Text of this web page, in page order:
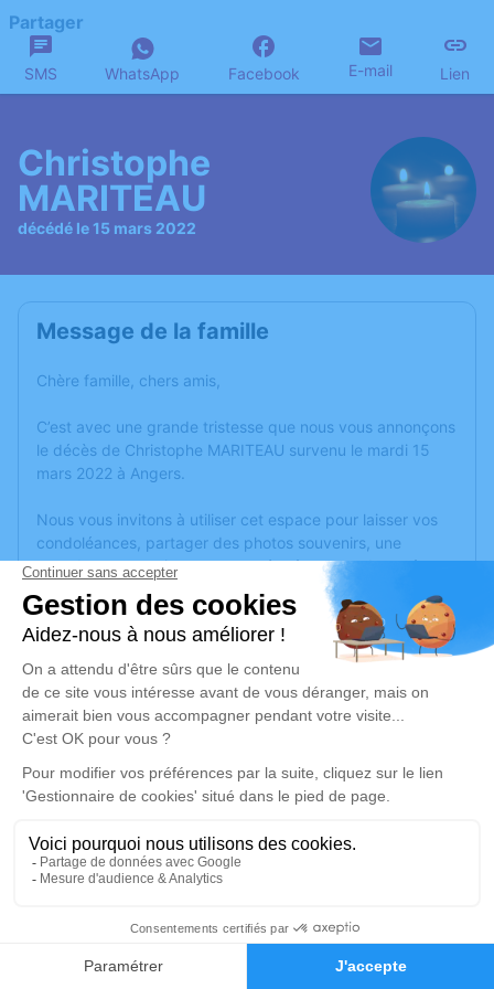
Faire-part Hommages
Partager
SMS WhatsApp Facebook E-mail Lien
Christophe
MARITEAU
décédé le 15 mars 2022
Message de la famille
Chère famille, chers amis,
C’est avec une grande tristesse que nous vous annonçons
le décès de Christophe MARITEAU survenu le mardi 15
mars 2022 à Angers.
Nous vous invitons à utiliser cet espace pour laisser vos
condoléances, partager des photos souvenirs, une
anecdote ou exprimer vos pensées à travers des poèmes
ou des textes. Cet endroit est un lieu d'expression dédié à
honorer la mémoire de Christophe MARITEAU.
Un service de plantation d’arbre hommage estdisponible
mardi 22 mars 2022 à 12h30
Crematorium D de Montreuil-Juigne
2 Avenue des Poiriers